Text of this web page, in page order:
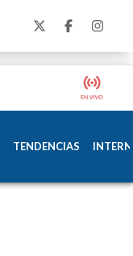
TENDENCIAS